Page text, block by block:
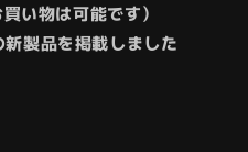
い物は可能です）
製品を掲載しました